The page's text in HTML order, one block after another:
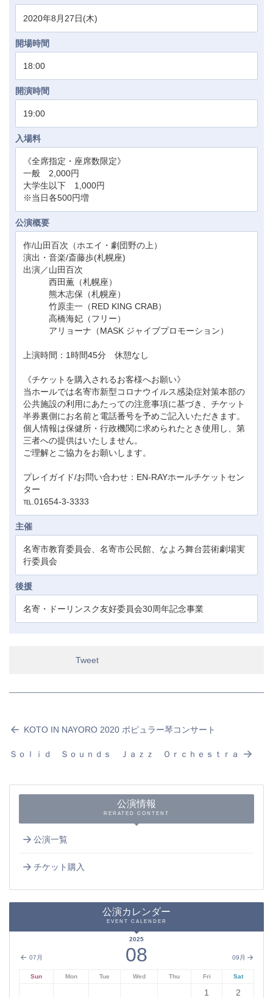
2020年8月27日(木)
開場時間
18:00
開演時間
19:00
入場料
《全席指定・座席数限定》
一般 2,000円
大学生以下 1,000円
※当日各500円増
公演概要
作/山田百次（ホエイ・劇団野の上）
演出・音楽/斎藤歩(札幌座)
出演／山田百次
西田薫（札幌座）
熊木志保（札幌座）
竹原圭一（RED KING CRAB）
高橋海妃（フリー）
アリョーナ（MASK ジャイブプロモーション）
上演時間：1時間45分 休憩なし
《チケットを購入されるお客様へお願い》
当ホールでは名寄市新型コロナウイルス感染症対策本部の
公共施設の利用にあたっての注意事項に基づき、チケット
半券裏側にお名前と電話番号を予めご記入いただきます。
個人情報は保健所・行政機関に求められたとき使用し、第
三者への提供はいたしません。
ご理解とご協力をお願いします。
プレイガイド/お問い合わせ：EN-RAYホールチケットセン
ター
℡.01654-3-3333
主催
名寄市教育委員会、名寄市公民館、なよろ舞台芸術劇場実
行委員会
後援
名寄・ドーリンスク友好委員会30周年記念事業
Tweet
KOTO IN NAYORO 2020 ポピュラー琴コンサート
Ｓｏｌｉｄ Ｓｏｕｎｄｓ Ｊａｚｚ Ｏｒｃｈｅｓｔｒａ
公演情報
RERATED CONTENT
公演一覧
チケット購入
公演カレンダー
EVENT CALENDER
07月 09月
2025
08
Sun Mon Tue Wed Thu Fri Sat
1
2